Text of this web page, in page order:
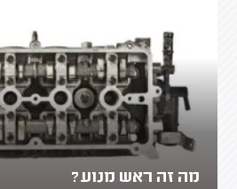
מה זה ראש מנוע?